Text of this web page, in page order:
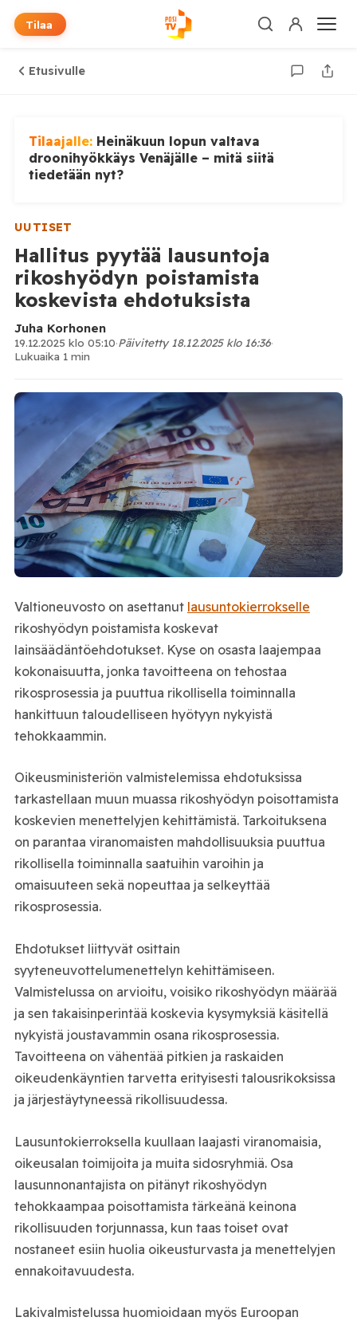
Tilaa
Etusivulle
Tilaajalle: Heinäkuun lopun valtava
droonihyökkäys Venäjälle – mitä siitä
tiedetään nyt?
UUTISET
Hallitus pyytää lausuntoja
rikoshyödyn poistamista
koskevista ehdotuksista
Juha Korhonen
19.12.2025 klo 05:10·Päivitetty 18.12.2025 klo 16:36·
Lukuaika 1 min
Valtioneuvosto on asettanut lausuntokierrokselle
rikoshyödyn poistamista koskevat
lainsäädäntöehdotukset. Kyse on osasta laajempaa
kokonaisuutta, jonka tavoitteena on tehostaa
rikosprosessia ja puuttua rikollisella toiminnalla
hankittuun taloudelliseen hyötyyn nykyistä
tehokkaammin.
Oikeusministeriön valmistelemissa ehdotuksissa
tarkastellaan muun muassa rikoshyödyn poisottamista
koskevien menettelyjen kehittämistä. Tarkoituksena
on parantaa viranomaisten mahdollisuuksia puuttua
rikollisella toiminnalla saatuihin varoihin ja
omaisuuteen sekä nopeuttaa ja selkeyttää
rikosprosessia.
Ehdotukset liittyvät osittain
syyteneuvottelumenettelyn kehittämiseen.
Valmistelussa on arvioitu, voisiko rikoshyödyn määrää
ja sen takaisinperintää koskevia kysymyksiä käsitellä
nykyistä joustavammin osana rikosprosessia.
Tavoitteena on vähentää pitkien ja raskaiden
oikeudenkäyntien tarvetta erityisesti talousrikoksissa
ja järjestäytyneessä rikollisuudessa.
Lausuntokierroksella kuullaan laajasti viranomaisia,
oikeusalan toimijoita ja muita sidosryhmiä. Osa
lausunnonantajista on pitänyt rikoshyödyn
tehokkaampaa poisottamista tärkeänä keinona
rikollisuuden torjunnassa, kun taas toiset ovat
nostaneet esiin huolia oikeusturvasta ja menettelyjen
ennakoitavuudesta.
Lakivalmistelussa huomioidaan myös Euroopan